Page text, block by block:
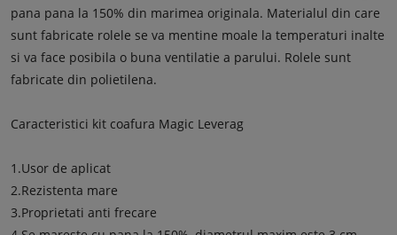
pana pana la 150% din marimea originala. Materialul din care
sunt fabricate rolele se va mentine moale la temperaturi inalte
si va face posibila o buna ventilatie a parului. Rolele sunt
fabricate din polietilena.
Caracteristici kit coafura Magic Leverag
1.Usor de aplicat
2.Rezistenta mare
3.Proprietati anti frecare